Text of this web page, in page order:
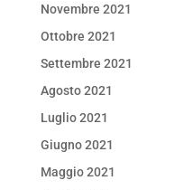
Novembre 2021
Ottobre 2021
Settembre 2021
Agosto 2021
Luglio 2021
Giugno 2021
Maggio 2021